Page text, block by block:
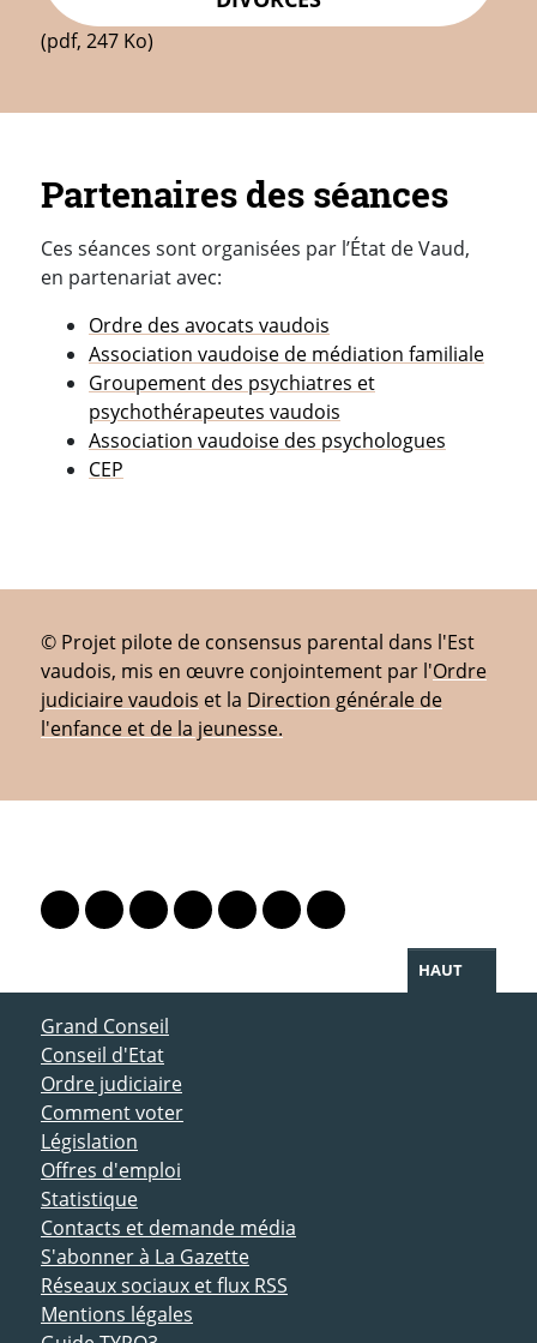
(pdf, 247 Ko)
Partenaires des séances
Ces séances sont organisées par l’État de Vaud,
en partenariat avec:
Ordre des avocats vaudois
Association vaudoise de médiation familiale
Groupement des psychiatres et
psychothérapeutes vaudois
Association vaudoise des psychologues
CEP
© Projet pilote de consensus parental dans l'Est
vaudois, mis en œuvre conjointement par l'Ordre
judiciaire vaudois et la Direction générale de
l'enfance et de la jeunesse.
Lien vers le profil Mastodon
Lien vers le profil Bluesky
Lien vers le profil Instagram
Lien vers le profil Linkedin
Lien vers le profil Facebook
Lien vers le profil Twitter
Partager par WhatsApp
HAUT
ACCÈS DIRECT
Grand Conseil
Conseil d'Etat
Ordre judiciaire
Comment voter
Législation
Offres d'emploi
Statistique
Contacts et demande média
S'abonner à La Gazette
Réseaux sociaux et flux RSS
Mentions légales